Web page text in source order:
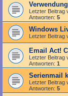
Letzter Beitrag
Antworten: 5
Windows
Letzter Beitrag
Email Act!
Letzter Beitrag
Antworten: 1
Serienmail
Letzter Beitrag
Antworten: 5